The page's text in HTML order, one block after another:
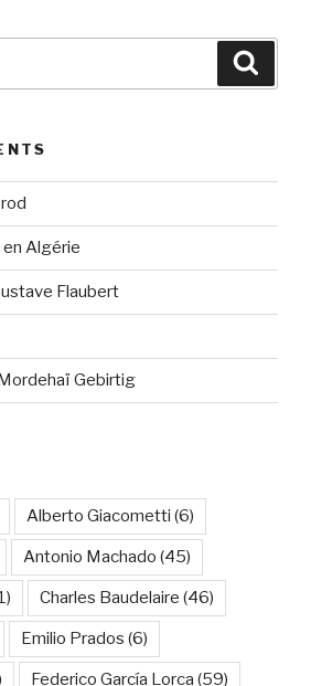
Algérie
Flaubert
Gebirtig
Alberto Giacometti (6)
Antonio Machado (45)
Charles Baudelaire (46)
Emilio Prados (6)
Federico García Lorca (59)